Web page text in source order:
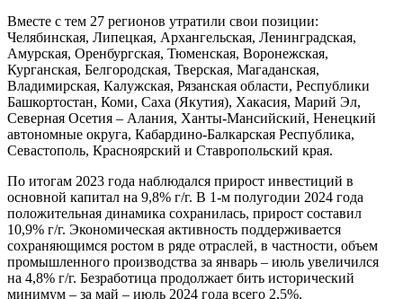
Вместе с тем 27 регионов утратили свои позиции:
Челябинская, Липецкая, Архангельская, Ленинградская,
Амурская, Оренбургская, Тюменская, Воронежская,
Курганская, Белгородская, Тверская, Магаданская,
Владимирская, Калужская, Рязанская области, Республики
Башкортостан, Коми, Саха (Якутия), Хакасия, Марий Эл,
Северная Осетия – Алания, Ханты-Мансийский, Ненецкий
автономные округа, Кабардино-Балкарская Республика,
Севастополь, Красноярский и Ставропольский края.
По итогам 2023 года наблюдался прирост инвестиций в
основной капитал на 9,8% г/г. В 1-м полугодии 2024 года
положительная динамика сохранилась, прирост составил
10,9% г/г. Экономическая активность поддерживается
сохраняющимся ростом в ряде отраслей, в частности, объем
промышленного производства за январь – июль увеличился
на 4,8% г/г. Безработица продолжает бить исторический
минимум – за май – июль 2024 года всего 2,5%.